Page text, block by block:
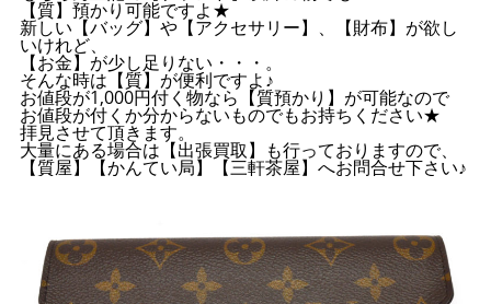
【質】預かり可能ですよ★
新しい【バッグ】や【アクセサリー】、【財布】が欲し
いけれど、
【お金】が少し足りない・・・。
そんな時は【質】が便利ですよ♪
お値段が1,000円付く物なら【質預かり】が可能なので
お値段が付くか分からないものでもお持ちください★
拝見させて頂きます。
大量にある場合は【出張買取】も行っておりますので、
【質屋】【かんてい局】【三軒茶屋】へお問合せ下さい♪